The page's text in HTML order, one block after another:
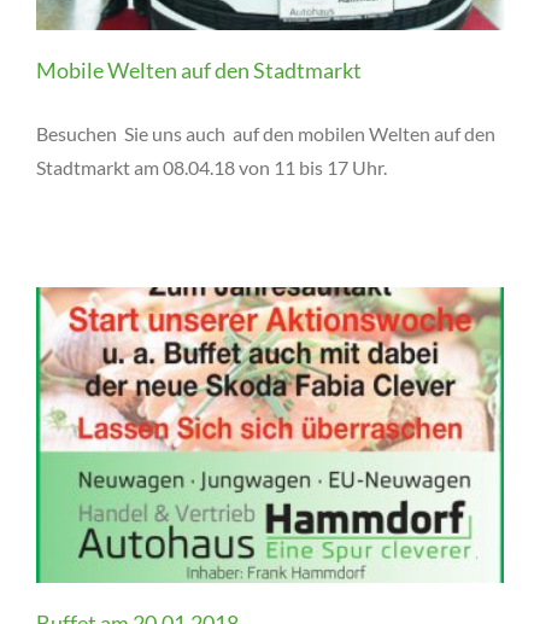
Mobile Welten auf den Stadtmarkt
Besuchen Sie uns auch auf den mobilen Welten auf den
Stadtmarkt am 08.04.18 von 11 bis 17 Uhr.